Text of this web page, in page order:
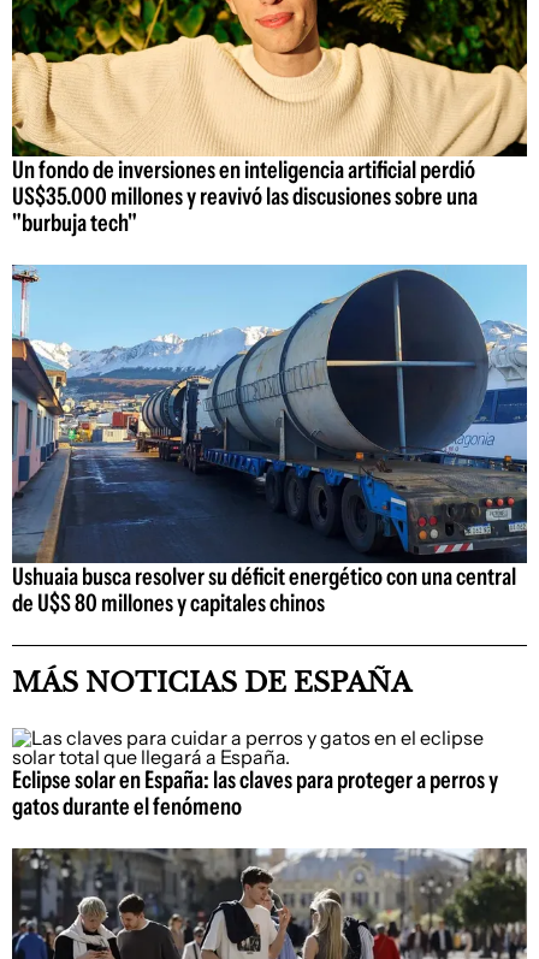
Un fondo de inversiones en inteligencia artificial perdió
US$35.000 millones y reavivó las discusiones sobre una
"burbuja tech"
Ushuaia busca resolver su déficit energético con una central
de U$S 80 millones y capitales chinos
MÁS NOTICIAS DE ESPAÑA
Eclipse solar en España: las claves para proteger a perros y
gatos durante el fenómeno